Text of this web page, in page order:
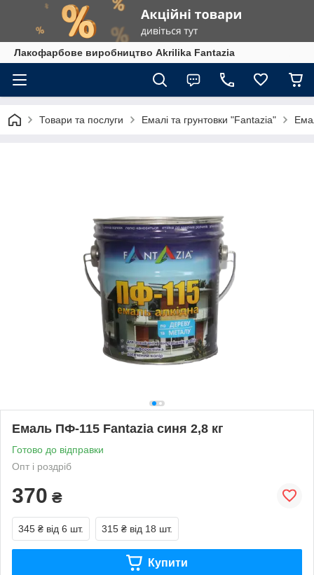
Лакофарбове виробництво Akrilika Fantazia
Товари та послуги Емалі та грунтовки "Fantazia"
Емаль ПФ-115 Fantazia синя 2,8 кг
Готово до відправки
Опт і роздріб
370 ₴
345 ₴ від 6 шт. 315 ₴ від 18 шт.
Купити